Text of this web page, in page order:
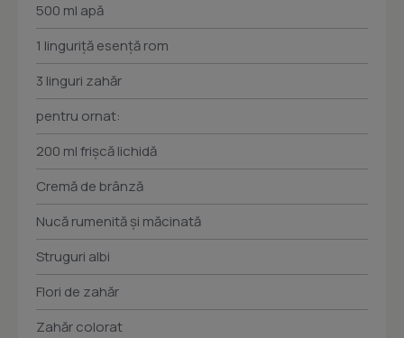
500 ml apă
1 linguriţă esenţă rom
3 linguri zahăr
pentru ornat:
200 ml frişcă lichidă
Cremă de brânză
Nucă rumenită şi măcinată
Struguri albi
Flori de zahăr
Zahăr colorat